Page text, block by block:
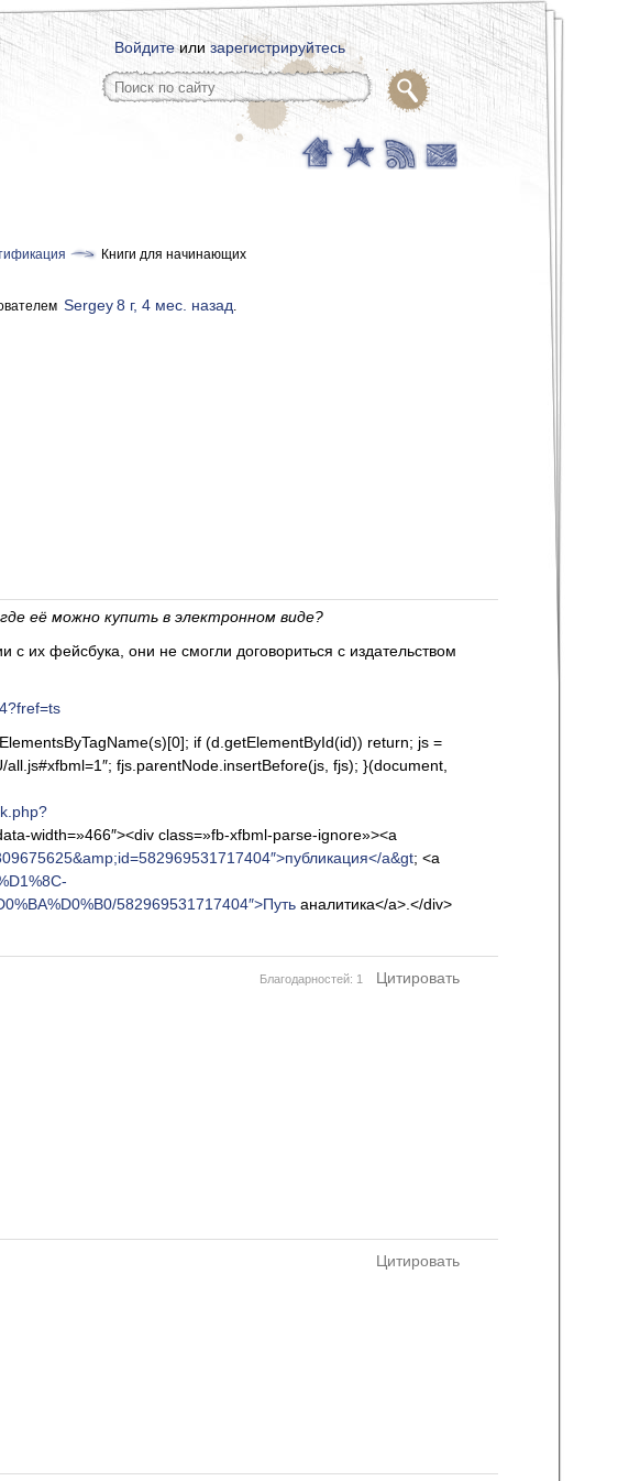
Войдитеилизарегистрируйтесь
Книги для начинающих
Sergey8 г, 4 мес. назад.
её можно купить в электронном виде?
их фейсбука, они не смогли договориться с издательством
if (d.getElementById(id)) return; js =
fjs.parentNode.insertBefore(js, fjs); }(document,
width=»466″><div class=»fb-xfbml-parse-ignore»><a
a&gt; <a
582969531717404″>Путь аналитика</a>.</div>
Благодарностей: 1
Цитировать
Цитировать